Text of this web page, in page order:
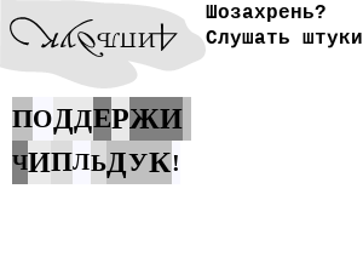
Шозахрень?
Слушать штуки
ПОДДЕРЖИ
ЧИПЛЬДУК!